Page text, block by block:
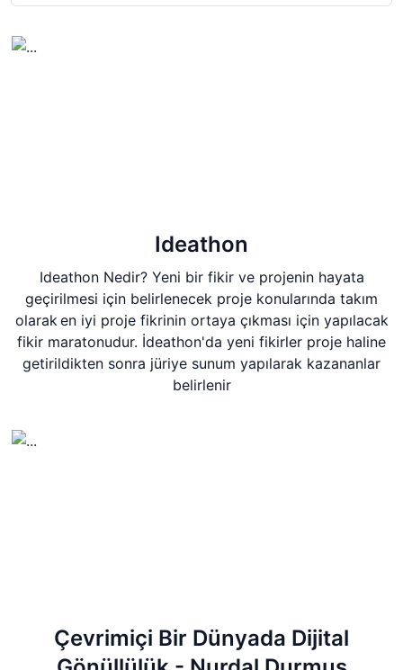
Ideathon
Ideathon Nedir? Yeni bir fikir ve projenin hayata
geçirilmesi için belirlenecek proje konularında takım
olarak en iyi proje fikrinin ortaya çıkması için yapılacak
fikir maratonudur. İdeathon'da yeni fikirler proje haline
getirildikten sonra jüriye sunum yapılarak kazananlar
belirlenir
Çevrimiçi Bir Dünyada Dijital